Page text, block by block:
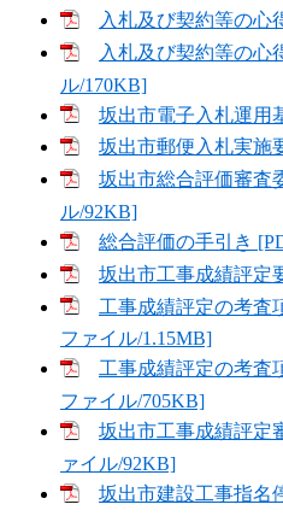
入札及び契約等の心
入札及び契約等の心
ル/170KB]
坂出市電子入札運用
坂出市郵便入札実施
坂出市総合評価審査
ル/92KB]
総合評価の手引き
坂出市工事成績評定
工事成績評定の考査
ファイル/1.15MB]
工事成績評定の考査
ファイル/705KB]
坂出市工事成績評定
ァイル/92KB]
坂出市建設工事指名